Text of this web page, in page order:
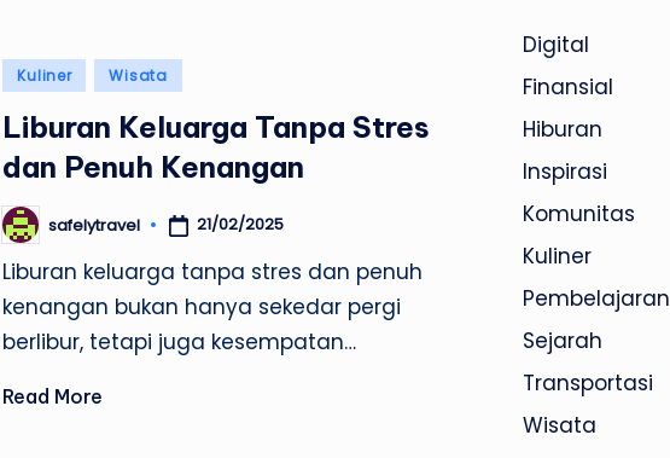
Posted
Kuliner Wisata
Liburan Keluarga Tanpa Stres
dan Penuh Kenangan
Posted
by
safelytravel 21/02/2025
Liburan keluarga tanpa stres dan penuh
kenangan bukan hanya sekedar pergi
berlibur, tetapi juga kesempatan…
Read More
Digital
Finansial
Hiburan
Inspirasi
Komunitas
Kuliner
Pembelajaran
Sejarah
Transportasi
Wisata